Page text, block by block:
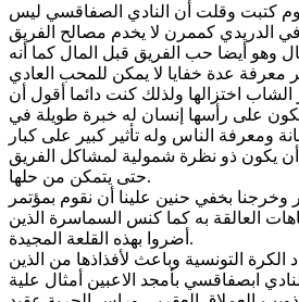
كتبت وقلت أن النادي الصفاقسي ليس
الدريدي كممرن لا يخدم مصالح الفريق
وهو أيضا حب الفريق قبل المال كما أنه
عدة خفايا لا يمكن للمحب العادي
اختزالها ولذلك كنت دائما أقول أن
يكون على رأسها إنسان له خبرة طويلة في
ومعرفة الناس وله تأثير كبير على كبار
أن يكون ذو نظرة شمولية لمشاكل الفريق
حتى يتمكن من حلها.
بخفي حنين علينا أن نقوم بمؤتمر
العالقة به كما كنس السماسرة الذين
أضروا بهذه القلعة المجيدة.
الكرة التونسية وباعث لأفذاذها من الذين
ابصفاقسي بأمجد الاعبين أمثال علية